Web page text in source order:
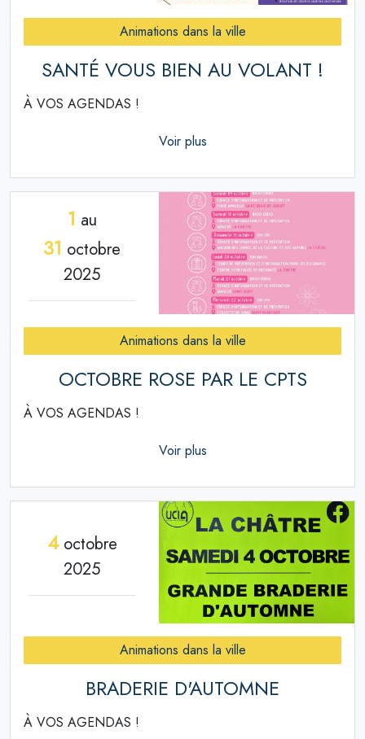
Animations dans la ville
SANTÉ VOUS BIEN AU VOLANT !
À VOS AGENDAS !
Voir plus
1 au
31 octobre
2025
Animations dans la ville
OCTOBRE ROSE PAR LE CPTS
À VOS AGENDAS !
Voir plus
4octobre
2025
Animations dans la ville
BRADERIE D'AUTOMNE
À VOS AGENDAS !